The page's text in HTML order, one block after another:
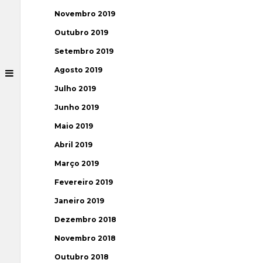
Novembro 2019
Outubro 2019
Setembro 2019
Agosto 2019
Julho 2019
Junho 2019
Maio 2019
Abril 2019
Março 2019
Fevereiro 2019
Janeiro 2019
Dezembro 2018
Novembro 2018
Outubro 2018